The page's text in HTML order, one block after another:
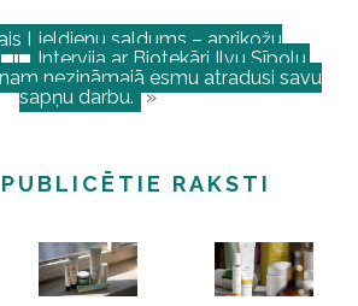
Lieldienu saldums – aprikožu
|| Intervija ar Biotekāri Ilvu Sīpolu.
nezināmajā esmu atradusi savu
sapņu darbu. »
RAKSTI